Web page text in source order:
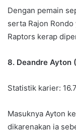
Dengan pemain
serta Rajon
Raptors kerap
8. Deandre Ayton
Statistik karier:
Masuknya Ayton
dikarenakan ia